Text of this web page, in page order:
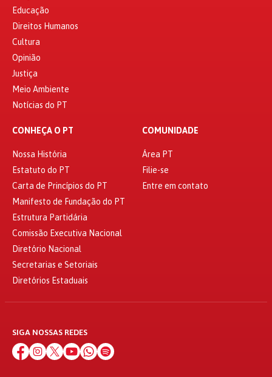
Educação
Direitos Humanos
Cultura
Opinião
Justiça
Meio Ambiente
Notícias do PT
CONHEÇA O PT
Nossa História
Estatuto do PT
Carta de Princípios do PT
Manifesto de Fundação do PT
Estrutura Partidária
Comissão Executiva Nacional
Diretório Nacional
Secretarias e Setoriais
Diretórios Estaduais
COMUNIDADE
Área PT
Filie-se
Entre em contato
SIGA NOSSAS REDES